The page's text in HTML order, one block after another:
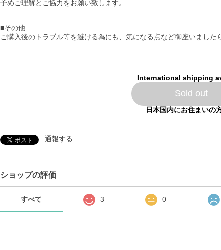
予めご理解とご協力をお願い致します。
■その他
ご購入後のトラブル等を避ける為にも、気になる点など御座いました
International shipping
Sold out
日本国内にお住まいの
通報する
ショップの評価
すべて 3 0